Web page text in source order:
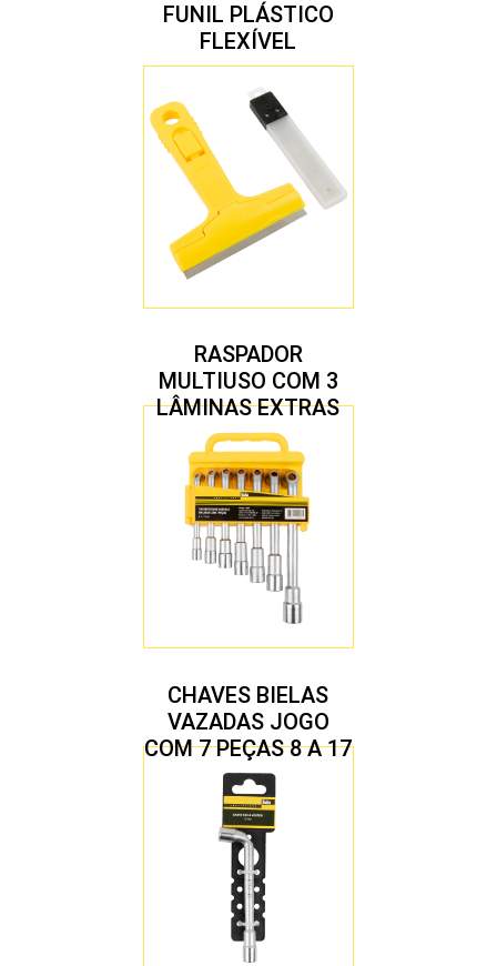
FUNIL PLÁSTICO
FLEXÍVEL
RASPADOR
MULTIUSO COM 3
LÂMINAS EXTRAS
CHAVES BIELAS
VAZADAS JOGO
COM 7 PEÇAS 8 A 17
MM